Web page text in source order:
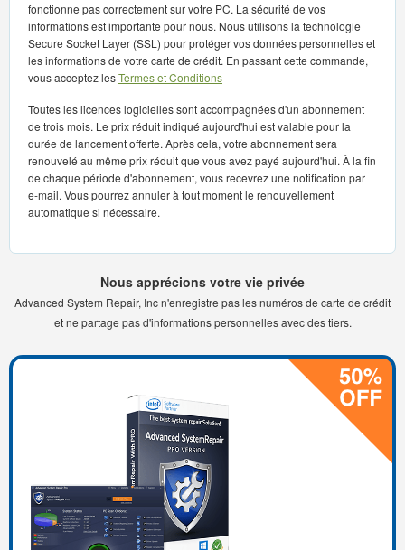
fonctionne pas correctement sur votre PC. La sécurité de vos
informations est importante pour nous. Nous utilisons la technologie
Secure Socket Layer (SSL) pour protéger vos données personnelles et
les informations de votre carte de crédit. En passant cette commande,
vous acceptez lesTermes et Conditions
Toutes les licences logicielles sont accompagnées d'un abonnement
de trois mois. Le prix réduit indiqué aujourd'hui est valable pour la
durée de lancement offerte. Après cela, votre abonnement sera
renouvelé au même prix réduit que vous avez payé aujourd'hui. À la fin
de chaque période d'abonnement, vous recevrez une notification par
e-mail. Vous pourrez annuler à tout moment le renouvellement
automatique si nécessaire.
Nous apprécions votre vie privée
Advanced System Repair, Inc n'enregistre pas les numéros de carte de crédit
et ne partage pas d'informations personnelles avec des tiers.